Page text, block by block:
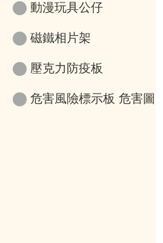
動漫玩具公仔
磁鐵相片架
壓克力防疫板
危害風險標示板 危害圖